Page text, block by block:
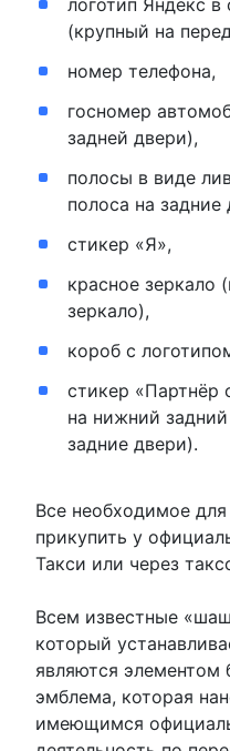
логотип Яндекс
(крупный на
номер телефона,
госномер
задней двери),
полосы в виде
полоса на задние
стикер «Я»,
красное зеркало
зеркало),
короб с
стикер «Партнёр
на нижний
задние двери).
Все необходимое
прикупить у
Такси или через
Всем известные
который
являются элементом
эмблема, которая
имеющимся